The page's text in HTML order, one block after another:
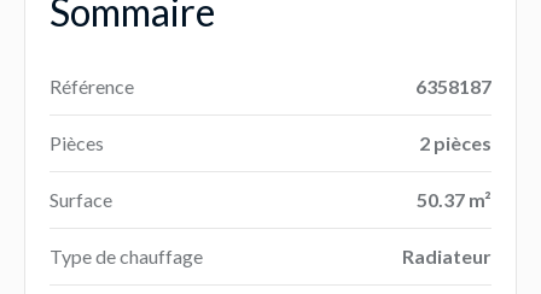
Sommaire
Référence 6358187
Pièces 2 pièces
Surface 50.37 m²
Type de chauffage Radiateur